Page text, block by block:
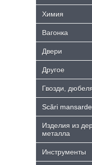
Химия
Bагонка
Двери
Другое
Гвозди,
Scări mansarde
Изделия из
металла
Инструменты